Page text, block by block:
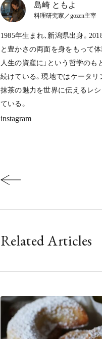
島崎 ともよ
料理研究家／gozen主宰
1985年生まれ、新潟県出身。
と豊かさの両面を身をもって体
人生の資産に」という哲学の
続けている。現地ではケータリ
抹茶の魅力を世界に伝えるレシ
ている。
instagram
Related Articles